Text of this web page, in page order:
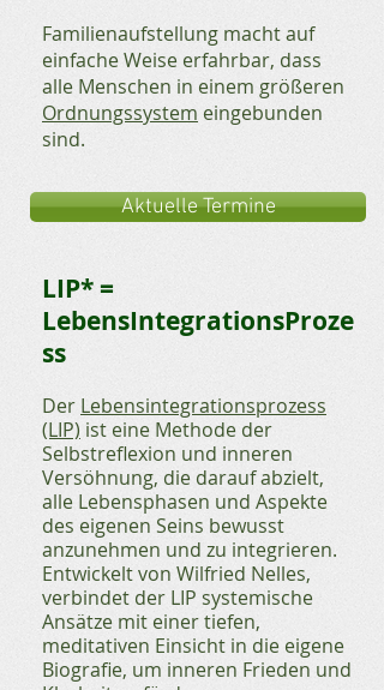
Familienaufstellung macht auf
einfache Weise erfahrbar, dass
alle Menschen in einem größeren
Ordnungssystem eingebunden
sind.
Aktuelle Termine
LIP* =
LebensIntegrationsProze
ss
Der Lebensintegrationsprozess
(LIP) ist eine Methode der
Selbstreflexion und inneren
Versöhnung, die darauf abzielt,
alle Lebensphasen und Aspekte
des eigenen Seins bewusst
anzunehmen und zu integrieren.
Entwickelt von Wilfried Nelles,
verbindet der LIP systemische
Ansätze mit einer tiefen,
meditativen Einsicht in die eigene
Biografie, um inneren Frieden und